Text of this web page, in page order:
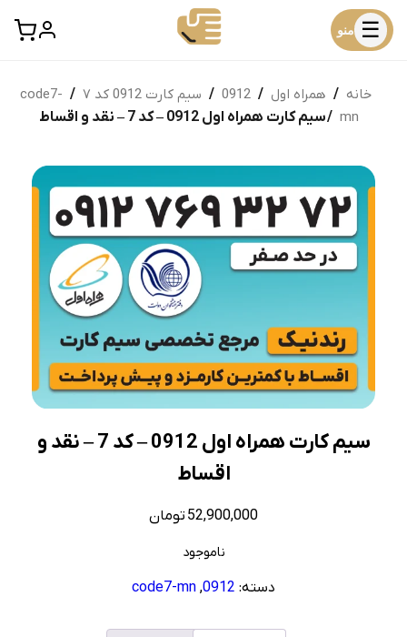
☰ منو
خانه / همراه اول /
0912
/ سیم کارت 0912 کد ۷ /
code7-
mn / سیم کارت همراه اول 0912 – کد 7 – نقد و اقساط
سیم کارت همراه اول 0912 – کد 7 – نقد و
اقساط
52,900,000 تومان
ناموجود
دسته: 0912
,
code7-mn